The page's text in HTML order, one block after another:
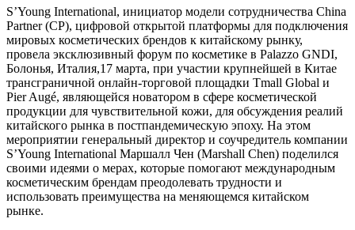
S’Young International, инициатор модели сотрудничества China
Partner (CP), цифровой открытой платформы для подключения
мировых косметических брендов к китайскому рынку,
провела эксклюзивный форум по косметике в Palazzo GNDI,
Болонья, Италия,17 марта, при участии крупнейшей в Китае
трансграничной онлайн-торговой площадки Tmall Global и
Pier Augé, являющейся новатором в сфере косметической
продукции для чувствительной кожи, для обсуждения реалий
китайского рынка в постпандемическую эпоху. На этом
мероприятии генеральный директор и соучредитель компании
S’Young International Маршалл Чен (Marshall Chen) поделился
своими идеями о мерах, которые помогают международным
косметическим брендам преодолевать трудности и
использовать преимущества на меняющемся китайском
рынке.